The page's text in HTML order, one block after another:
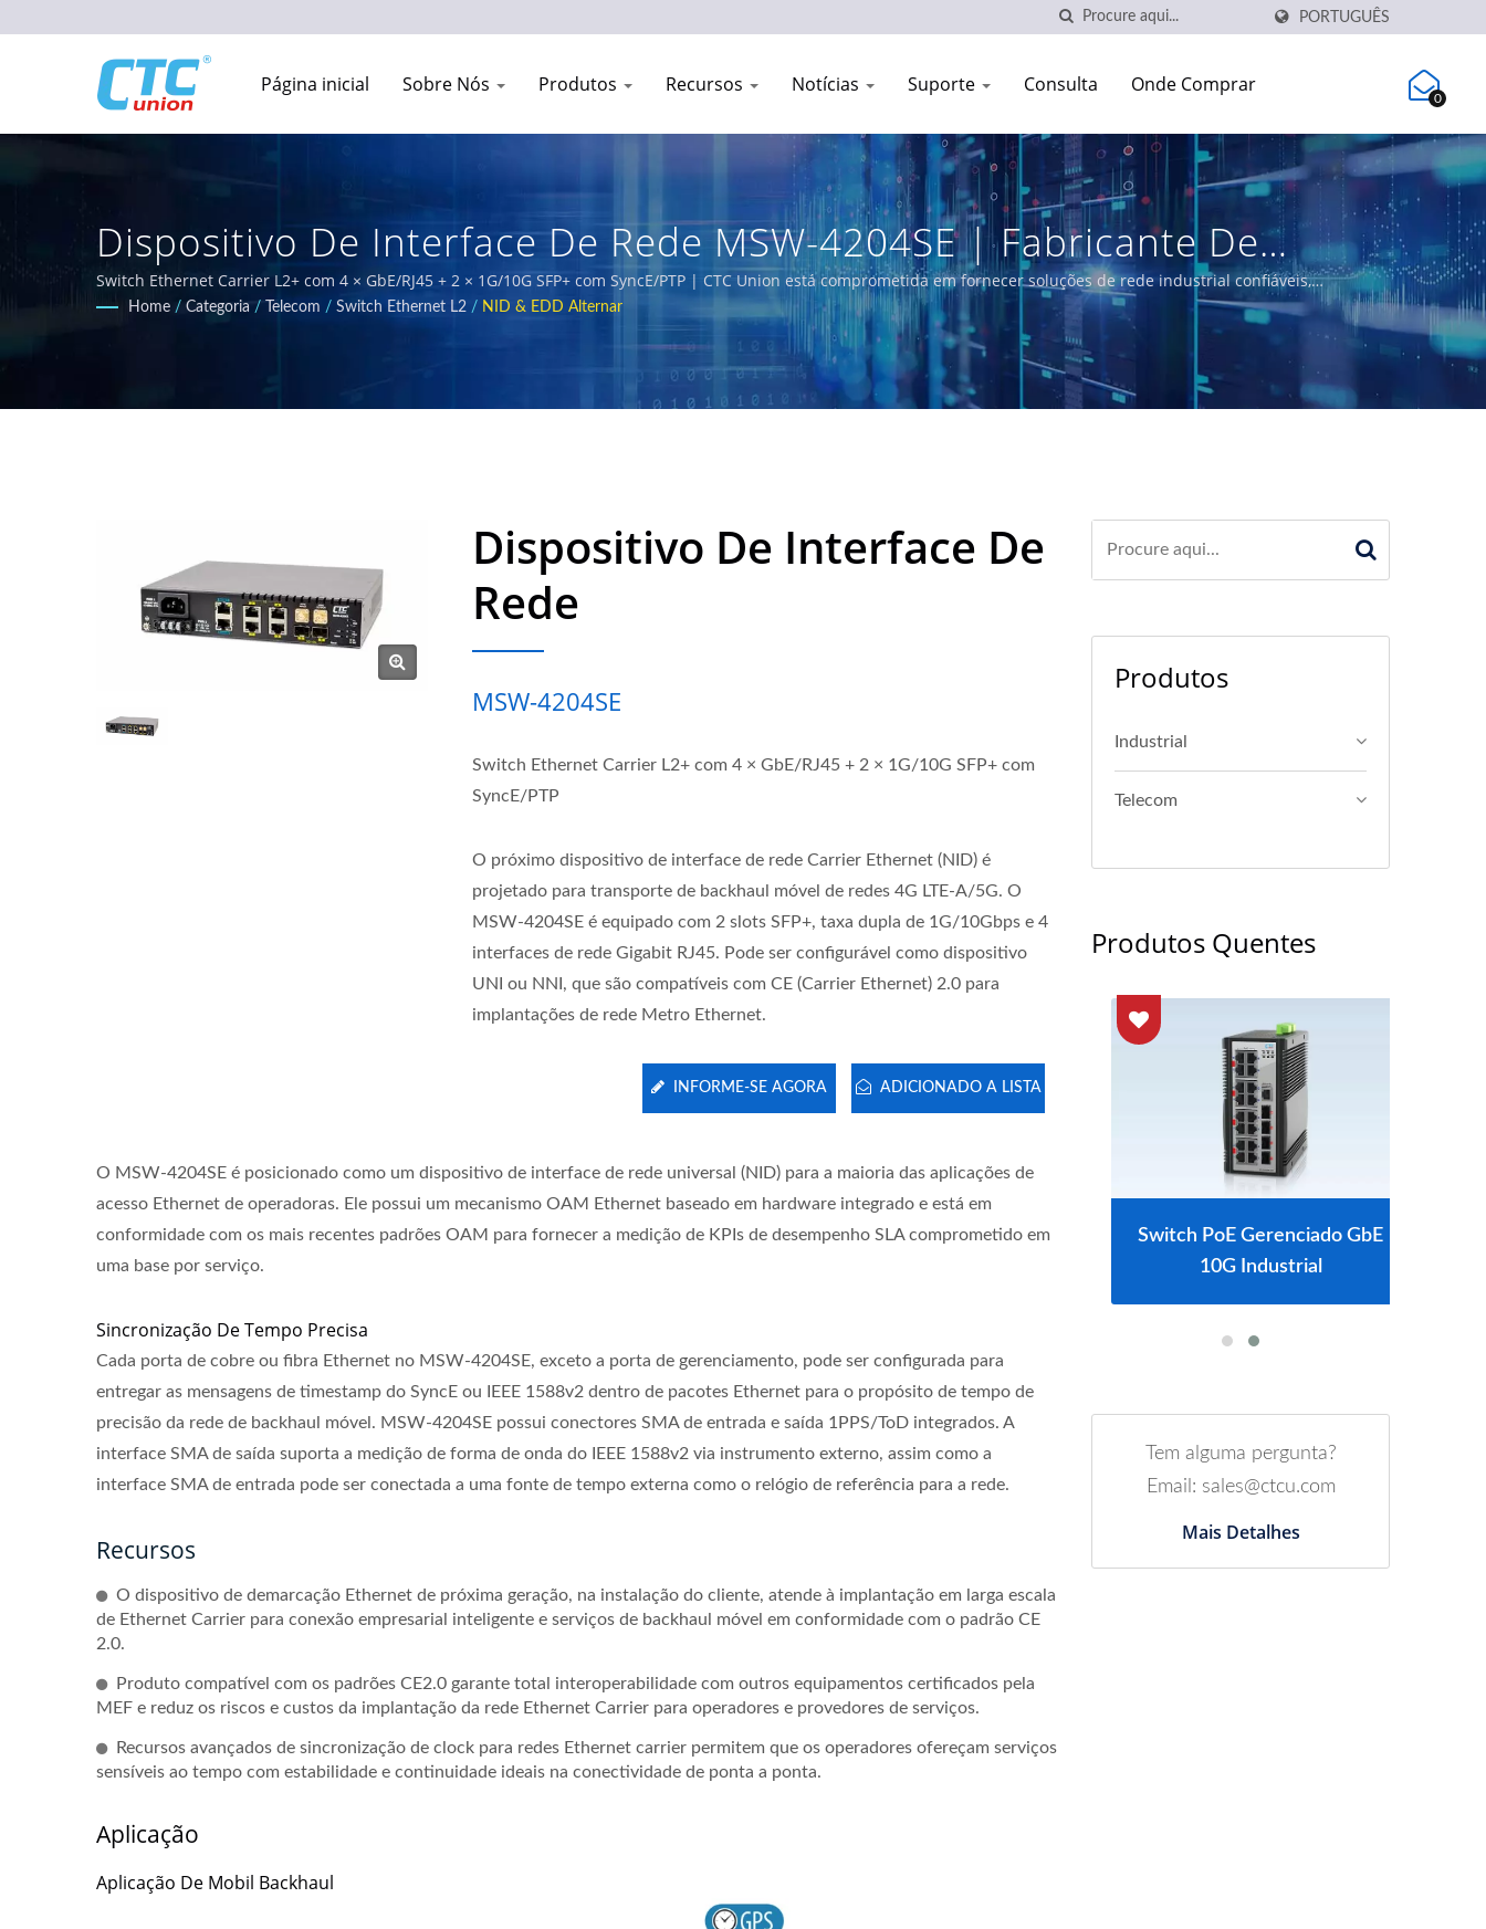
PORTUGUÊS
Página inicial Sobre Nós Produtos Recursos Notícias Suporte Consulta Onde Comprar
0
Dispositivo De Interface De Rede MSW-4204SE | Fabricante De
Equipamentos De Rede Industrial E Telecomunicações | CTC Union
Switch Ethernet Carrier L2+ com 4 × GbE/RJ45 + 2 × 1G/10G SFP+ com SyncE/PTP | CTC Union está comprometida em fornecer soluções de rede industrial confiáveis,
resistentes a temperaturas e robustas, projetadas para ambientes adversos. Nosso portfólio abrangente de produtos inclui switches gerenciados L3/L2, soluções PoE e
switches Ethernet certificados que atendem aos requisitos EN50155, IEC 61850-3 e E-Mark para ferrovias, utilidades de energia, transporte e redes.
Home / Categoria / Telecom / Switch Ethernet L2 / NID & EDD Alternar
Dispositivo De Interface De
Rede
MSW-4204SE
Switch Ethernet Carrier L2+ com 4 × GbE/RJ45 + 2 × 1G/10G SFP+ com
SyncE/PTP
O próximo dispositivo de interface de rede Carrier Ethernet (NID) é
projetado para transporte de backhaul móvel de redes 4G LTE-A/5G. O
MSW-4204SE é equipado com 2 slots SFP+, taxa dupla de 1G/10Gbps e 4
interfaces de rede Gigabit RJ45. Pode ser configurável como dispositivo
UNI ou NNI, que são compatíveis com CE (Carrier Ethernet) 2.0 para
implantações de rede Metro Ethernet.
ADICIONADO A LISTA
INFORME-SE AGORA
O MSW-4204SE é posicionado como um dispositivo de interface de rede universal (NID) para a maioria das aplicações de
acesso Ethernet de operadoras. Ele possui um mecanismo OAM Ethernet baseado em hardware integrado e está em
conformidade com os mais recentes padrões OAM para fornecer a medição de KPIs de desempenho SLA comprometido em
uma base por serviço.
Sincronização De Tempo Precisa
Cada porta de cobre ou fibra Ethernet no MSW-4204SE, exceto a porta de gerenciamento, pode ser configurada para
entregar as mensagens de timestamp do SyncE ou IEEE 1588v2 dentro de pacotes Ethernet para o propósito de tempo de
precisão da rede de backhaul móvel. MSW-4204SE possui conectores SMA de entrada e saída 1PPS/ToD integrados. A
interface SMA de saída suporta a medição de forma de onda do IEEE 1588v2 via instrumento externo, assim como a
interface SMA de entrada pode ser conectada a uma fonte de tempo externa como o relógio de referência para a rede.
Recursos
O dispositivo de demarcação Ethernet de próxima geração, na instalação do cliente, atende à implantação em larga escala
de Ethernet Carrier para conexão empresarial inteligente e serviços de backhaul móvel em conformidade com o padrão CE
2.0.
Produto compatível com os padrões CE2.0 garante total interoperabilidade com outros equipamentos certificados pela
MEF e reduz os riscos e custos da implantação da rede Ethernet Carrier para operadores e provedores de serviços.
Recursos avançados de sincronização de clock para redes Ethernet carrier permitem que os operadores ofereçam serviços
sensíveis ao tempo com estabilidade e continuidade ideais na conectividade de ponta a ponta.
Aplicação
Aplicação De Mobil Backhaul
Produtos
Industrial
Telecom
Produtos Quentes
Switch PoE Gerenciado L2+
Switch PoE Gerenciado GbE
Switch PoE Gerenciado L2+
Switch PoE Gerenciado GbE
10G Industrial
Tem alguma pergunta?
Email: sales@ctcu.com
Mais Detalhes